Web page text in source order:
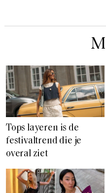
Tops layeren is de
festivaltrend die je
overal ziet